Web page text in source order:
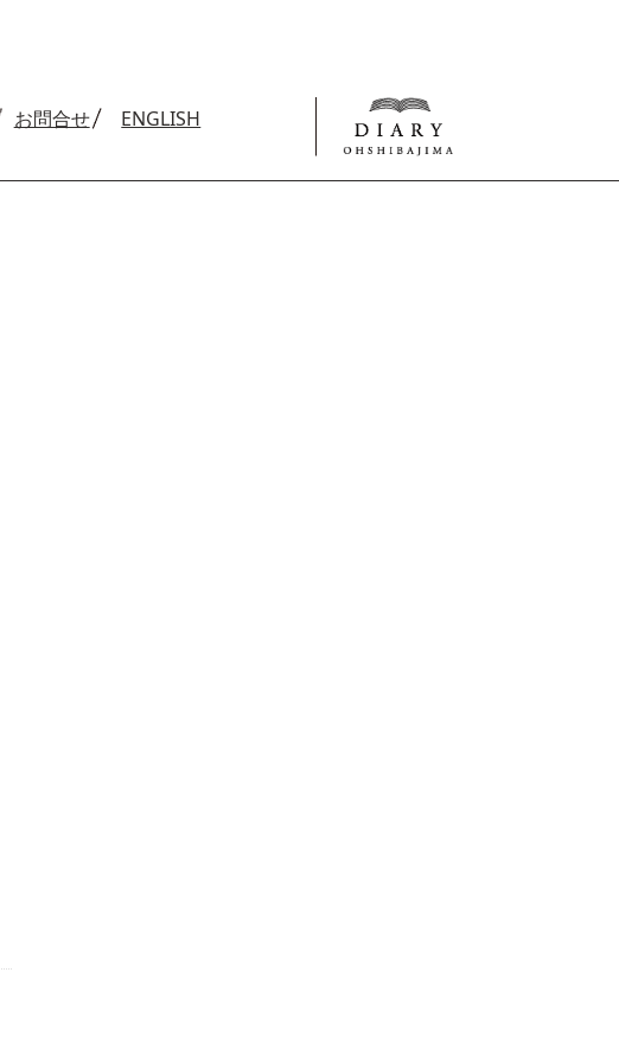
お問合せ ENGLISH